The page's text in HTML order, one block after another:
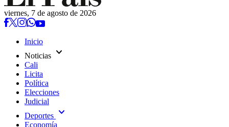
viernes, 7 de agosto de 2026
Inicio
Noticias expand_more
Cali
Licita
Política
Elecciones
Judicial
Deportes expand_more
Economía